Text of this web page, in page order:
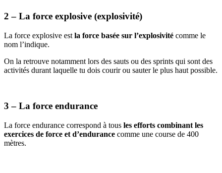
2 – La force explosive (explosivité)
La force explosive est la force basée sur l’explosivité comme le
nom l’indique.
On la retrouve notamment lors des sauts ou des sprints qui sont des
activités durant laquelle tu dois courir ou sauter le plus haut possible.
3 – La force endurance
La force endurance correspond à tous les efforts combinant les
exercices de force et d’endurance comme une course de 400
mètres.